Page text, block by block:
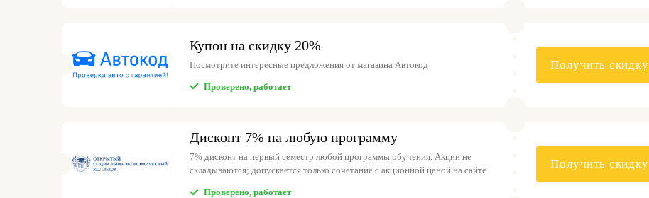
Купон на скидку 20%
Посмотрите интересные предложения от магазина Автокод
Проверено, работает
Получить скидку
Дисконт 7% на любую программу
7% дисконт на первый семестр любой программы обучения. Акции не
складываются; допускается только сочетание с акционной ценой на сайте.
Проверено, работает
Получить скидку